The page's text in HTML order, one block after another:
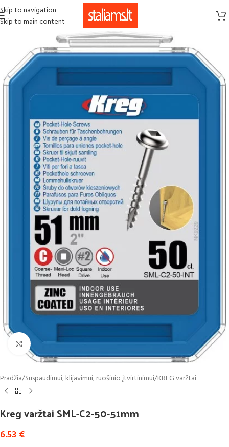
Skip to navigation
Skip to main content
Click to enlarge
Pradžia/Suspaudimui, klijavimui, ruošinio įtvirtinimui/KREG varžtai
Kreg varžtai SML-C2-50-51mm
6.53 €